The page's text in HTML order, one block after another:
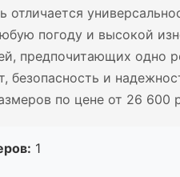
отличается
погоду и высокой
предпочитающих одно
безопасность и
по цене от 26 600
1